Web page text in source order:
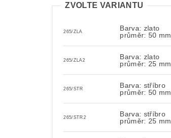
ZVOLTE VARIANTU
265/ZLA
Barva: zlato
průměr: 50 mm
265/ZLA2
Barva: zlato
průměr: 25 mm
265/STR
Barva: stříbro
průměr: 50 mm
265/STR2
Barva: stříbro
průměr: 25 mm